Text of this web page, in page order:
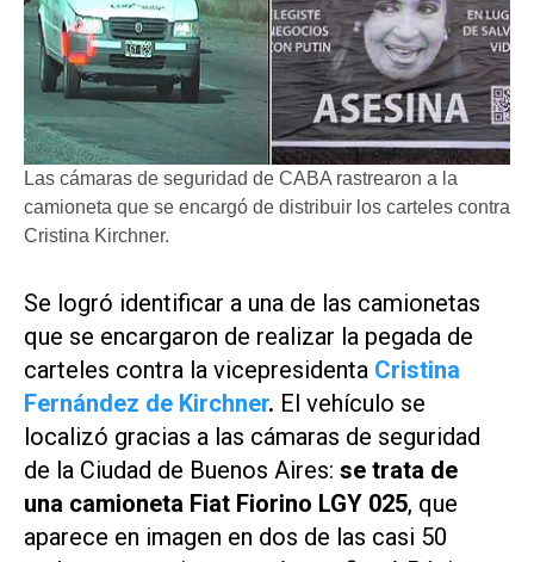
Las cámaras de seguridad de CABA rastrearon a la
camioneta que se encargó de distribuir los carteles contra
Cristina Kirchner.
Se logró identificar a una de las camionetas
que se encargaron de realizar la pegada de
carteles contra la vicepresidenta Cristina
Fernández de Kirchner. El vehículo se
localizó gracias a las cámaras de seguridad
de la Ciudad de Buenos Aires: se trata de
una camioneta Fiat Fiorino LGY 025, que
aparece en imagen en dos de las casi 50